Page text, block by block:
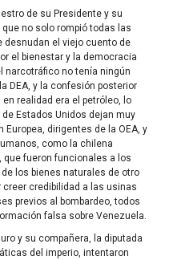
de su Presidente y su
no solo rompió todas las
desnudan el viejo cuento de
el bienestar y la democracia
narcotráfico no tenía ningún
DEA, y la confesión posterior
realidad era el petróleo, lo
Estados Unidos dejan muy
dirigentes de la OEA, y
como la chilena
que fueron funcionales a los
los bienes naturales de otro
creer credibilidad a las usinas
previos al bombardeo, todos
falsa sobre Venezuela.
y su compañera, la diputada
del imperio, intentaron